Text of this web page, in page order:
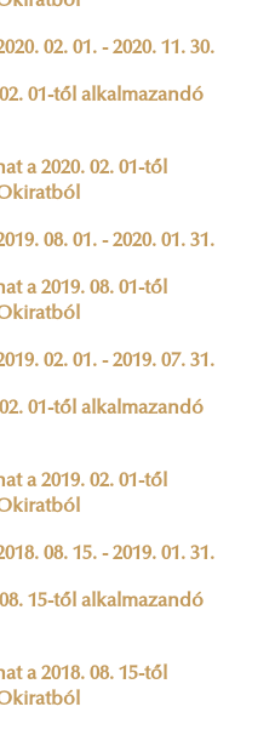
02. 01. - 2020. 11. 30.
01-től alkalmazandó
a 2020. 02. 01-től
08. 01. - 2020. 01. 31.
a 2019. 08. 01-től
02. 01. - 2019. 07. 31.
01-től alkalmazandó
a 2019. 02. 01-től
08. 15. - 2019. 01. 31.
15-től alkalmazandó
a 2018. 08. 15-től